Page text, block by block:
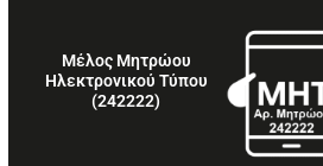
Μέλος Μητρώου
Ηλεκτρονικού Τύπου
(242222)